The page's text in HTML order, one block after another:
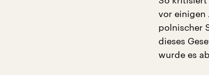
vor einigen
polnischer
dieses
wurde es